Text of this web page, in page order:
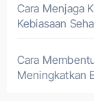
Cara Menjaga
Kebiasaan
Cara
Meningkatkan